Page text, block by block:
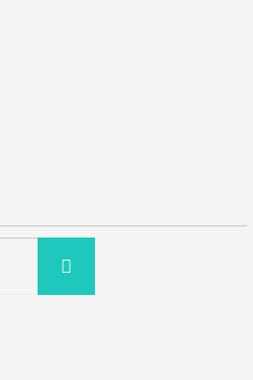
Buscar